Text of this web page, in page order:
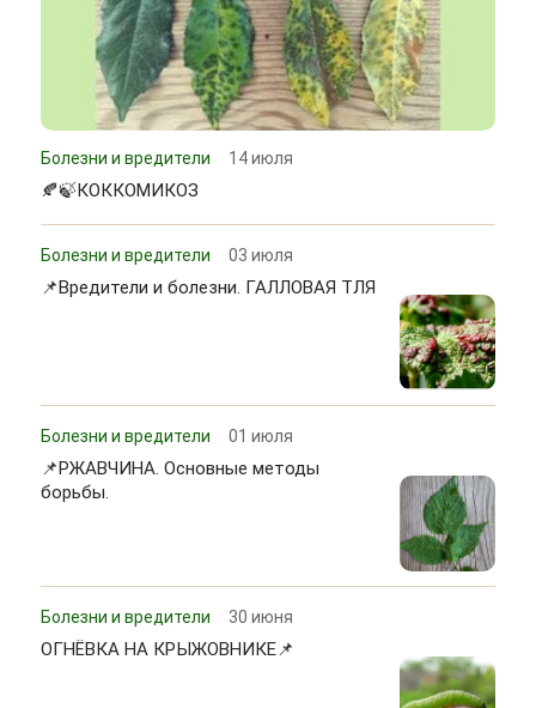
Болезни и вредители 14 июля
🍂🍃КОККОМИКОЗ
Болезни и вредители 03 июля
📌Вредители и болезни. ГАЛЛОВАЯ ТЛЯ
Болезни и вредители 01 июля
📌РЖАВЧИНА. Основные методы
борьбы.
Болезни и вредители 30 июня
ОГНЁВКА НА КРЫЖОВНИКЕ📌